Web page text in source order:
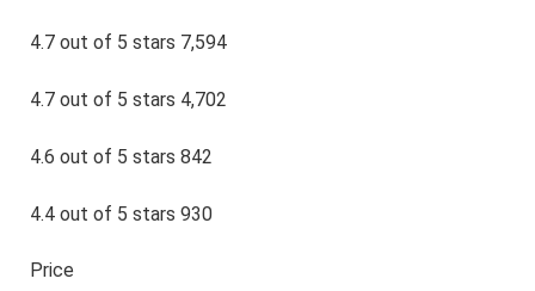
4.7 out of 5 stars 7,594
4.7 out of 5 stars 4,702
4.6 out of 5 stars 842
4.4 out of 5 stars 930
Price